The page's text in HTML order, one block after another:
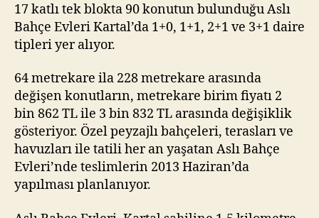
17 katlı tek blokta 90 konutun bulunduğu Aslı
Bahçe Evleri Kartal’da 1+0, 1+1, 2+1 ve 3+1 daire
tipleri yer alıyor.
64 metrekare ila 228 metrekare arasında
değişen konutların, metrekare birim fiyatı 2
bin 862 TL ile 3 bin 832 TL arasında değişiklik
gösteriyor. Özel peyzajlı bahçeleri, terasları ve
havuzları ile tatili her an yaşatan Aslı Bahçe
Evleri’nde teslimlerin 2013 Haziran’da
yapılması planlanıyor.